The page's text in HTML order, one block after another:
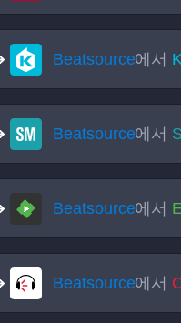
Beatsource에서
Beatsource에서
Beatsource에서
Beatsource에서